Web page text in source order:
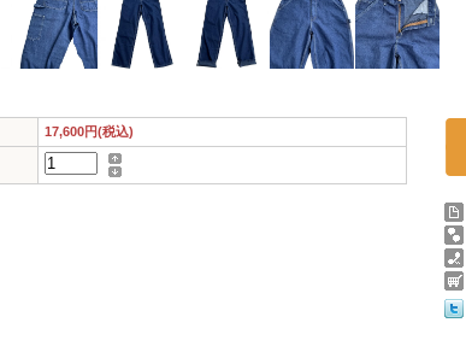
17,600円(税込)